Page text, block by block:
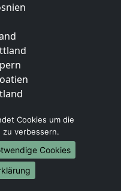
Cookies um die
verbessern.
Cookies